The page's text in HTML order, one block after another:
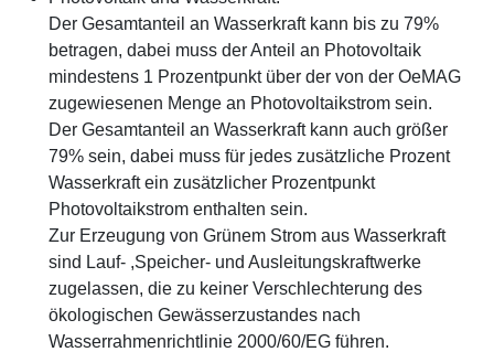
Der Gesamtanteil an Wasserkraft kann bis zu 79%
betragen, dabei muss der Anteil an Photovoltaik
mindestens 1 Prozentpunkt über der von der OeMAG
zugewiesenen Menge an Photovoltaikstrom sein.
Der Gesamtanteil an Wasserkraft kann auch größer
79% sein, dabei muss für jedes zusätzliche Prozent
Wasserkraft ein zusätzlicher Prozentpunkt
Photovoltaikstrom enthalten sein.
Zur Erzeugung von Grünem Strom aus Wasserkraft
sind Lauf- ,Speicher- und Ausleitungskraftwerke
zugelassen, die zu keiner Verschlechterung des
ökologischen Gewässerzustandes nach
Wasserrahmenrichtlinie 2000/60/EG führen.